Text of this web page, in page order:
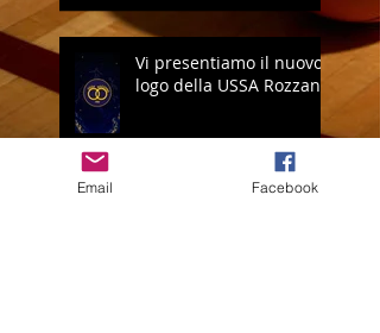
Vi presentiamo il nuovo
logo della USSA Rozzano
Email Facebook